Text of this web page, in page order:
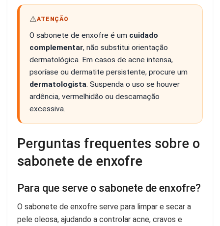
⚠️ATENÇÃO
O sabonete de enxofre é um cuidado
complementar, não substitui orientação
dermatológica. Em casos de acne intensa,
psoríase ou dermatite persistente, procure um
dermatologista. Suspenda o uso se houver
ardência, vermelhidão ou descamação
excessiva.
Perguntas frequentes sobre o
sabonete de enxofre
Para que serve o sabonete de enxofre?
O sabonete de enxofre serve para limpar e secar a
pele oleosa, ajudando a controlar acne, cravos e